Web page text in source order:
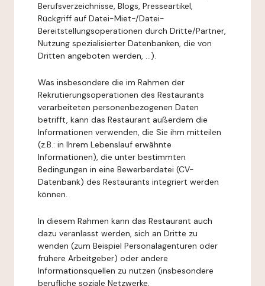
Berufsverzeichnisse, Blogs, Presseartikel,
Rückgriff auf Datei-Miet-/Datei-
Bereitstellungsoperationen durch Dritte/Partner,
Nutzung spezialisierter Datenbanken, die von
Dritten angeboten werden, ...).
Was insbesondere die im Rahmen der
Rekrutierungsoperationen des Restaurants
verarbeiteten personenbezogenen Daten
betrifft, kann das Restaurant außerdem die
Informationen verwenden, die Sie ihm mitteilen
(z.B.: in Ihrem Lebenslauf erwähnte
Informationen), die unter bestimmten
Bedingungen in eine Bewerberdatei (CV-
Datenbank) des Restaurants integriert werden
können.
In diesem Rahmen kann das Restaurant auch
dazu veranlasst werden, sich an Dritte zu
wenden (zum Beispiel Personalagenturen oder
frühere Arbeitgeber) oder andere
Informationsquellen zu nutzen (insbesondere
berufliche soziale Netzwerke,